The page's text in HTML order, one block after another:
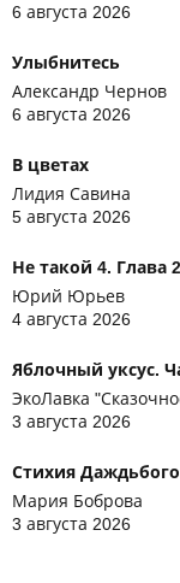
6 августа 2026
Улыбнитесь
Александр Чернов
6 августа 2026
В цветах
Лидия Савина
5 августа 2026
Не такой 4. Глава
Юрий Юрьев
4 августа 2026
Яблочный уксус.
ЭкоЛавка
3 августа 2026
Стихия
Мария Боброва
3 августа 2026